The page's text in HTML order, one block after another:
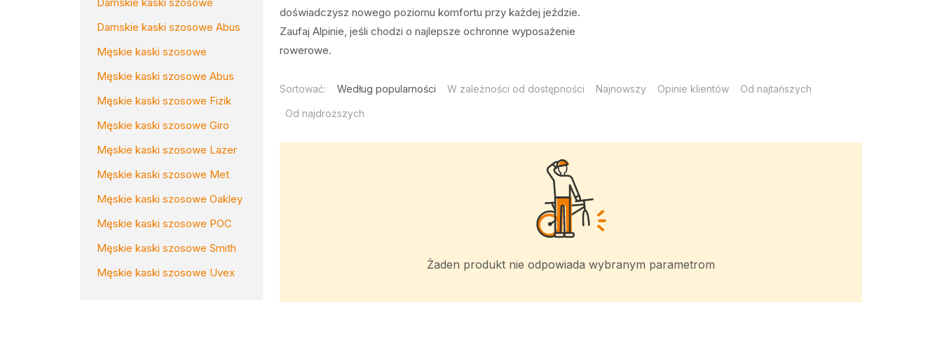
Damskie kaski szosowe Abus
Męskie kaski szosowe
Męskie kaski szosowe Abus
Męskie kaski szosowe Fizik
Męskie kaski szosowe Giro
Męskie kaski szosowe Lazer
Męskie kaski szosowe Met
Męskie kaski szosowe Oakley
Męskie kaski szosowe POC
Męskie kaski szosowe Smith
Męskie kaski szosowe Uvex
doświadczysz nowego poziomu komfortu przy każdej jeździe.
Zaufaj Alpinie, jeśli chodzi o najlepsze ochronne wyposażenie
rowerowe.
Sortować: Według popularności W zależności od dostępności Najnowszy Opinie klientów Od najtańszych
Od najdroższych
Żaden produkt nie odpowiada wybranym parametrom